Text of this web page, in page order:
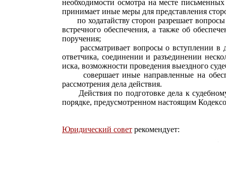
необходимости осмотра на месте
принимает иные меры для представления
по ходатайству сторон разрешает
встречного обеспечения, а также об
поручения;
рассматривает вопросы о вступлении в
ответчика, соединении и разъединении
иска, возможности проведения выездного
совершает иные направленные на
рассмотрения дела действия.
Действия по подготовке дела к судебному
порядке, предусмотренном настоящим
Юридический совет рекомендует: